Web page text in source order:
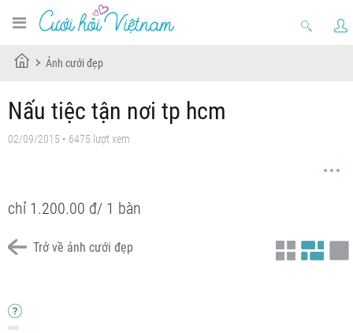
Ảnh cưới đẹp
Nấu tiệc tận nơi tp hcm
02/09/2015 • 6475 lượt xem
chỉ 1.200.00 đ/ 1 bàn
Trở về ảnh cưới đẹp
Chưa có tiêu đề
Chưa có tiêu đề
Chưa có tiêu đề